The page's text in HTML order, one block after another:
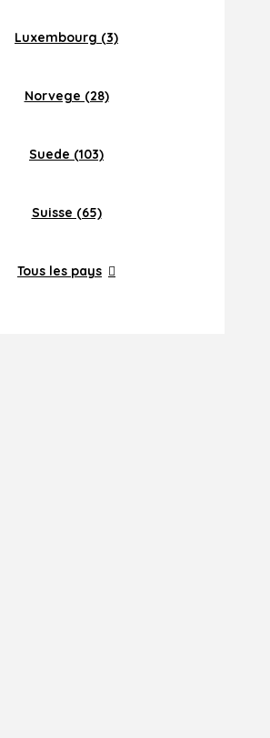
Luxembourg (3)
Norvege (28)
Suede (103)
Suisse (65)
Tous les pays